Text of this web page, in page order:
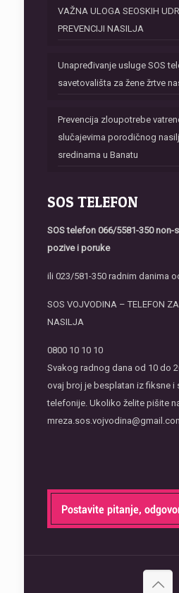
VAŽNA ULOGA SEOSKIH
PREVENCIJI NASILJA
Unapređivanje usluge SOS
savetovališta za žene žrtve
Prevencija zloupotrebe
slučajevima porodičnog
sredinama u Banatu
SOS TELEFON
SOS telefon 066/5581-350
pozive i poruke
ili 023/581-350 radnim danima
SOS VOJVODINA – TELEFON
NASILJA
0800 10 10 10
Svakog radnog dana od 10 do
ovaj broj je besplatan iz fiksne i
telefonije. Ukoliko želite pišite